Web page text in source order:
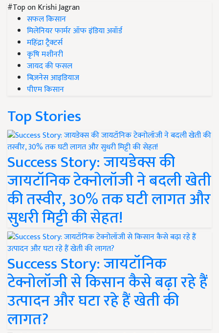
#Top on Krishi Jagran
सफल किसान
मिलेनियर फार्मर ऑफ इंडिया अवॉर्ड
महिंद्रा ट्रैक्टर्स
कृषि मशीनरी
जायद की फसल
बिज़नेस आइडियाज
पीएम किसान
Top Stories
Success Story: जायडेक्स की
जायटॉनिक टेक्नोलॉजी ने बदली खेती
की तस्वीर, 30% तक घटी लागत और
सुधरी मिट्टी की सेहत!
Success Story: जायटॉनिक
टेक्नोलॉजी से किसान कैसे बढ़ा रहे हैं
उत्पादन और घटा रहे हैं खेती की
लागत?